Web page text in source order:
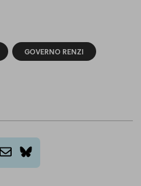
GOVERNO RENZI
bluesky